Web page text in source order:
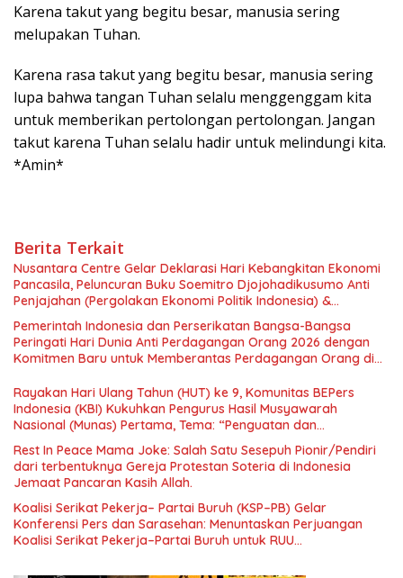
Karena takut yang begitu besar, manusia sering
melupakan Tuhan.
Karena rasa takut yang begitu besar, manusia sering
lupa bahwa tangan Tuhan selalu menggenggam kita
untuk memberikan pertolongan pertolongan. Jangan
takut karena Tuhan selalu hadir untuk melindungi kita.
*Amin*
Berita Terkait
Nusantara Centre Gelar Deklarasi Hari Kebangkitan Ekonomi
Pancasila, Peluncuran Buku Soemitro Djojohadikusumo Anti
Penjajahan (Pergolakan Ekonomi Politik Indonesia) &
Simposium Nasional “Urgensi Undang-Undang Perekonomian
Nasional dan Kesejahteraan Sosial dalam Menata Bangsa
Menuju Indonesia Emas 2045”,
Pemerintah Indonesia dan Perserikatan Bangsa-Bangsa
Peringati Hari Dunia Anti Perdagangan Orang 2026 dengan
Komitmen Baru untuk Memberantas Perdagangan Orang di
Rayakan Hari Ulang Tahun (HUT) ke 9, Komunitas BEPers
Indonesia (KBI) Kukuhkan Pengurus Hasil Musyawarah
Nasional (Munas) Pertama, Tema: “Penguatan dan
Pengembangan Organisasi KBI yang Berbasis Riset di seluruh
Indonesia dan Mancanegara”.
Rest In Peace Mama Joke: Salah Satu Sesepuh Pionir/Pendiri
dari terbentuknya Gereja Protestan Soteria di Indonesia
Jemaat Pancaran Kasih Allah.
Koalisi Serikat Pekerja– Partai Buruh (KSP–PB) Gelar
Konferensi Pers dan Sarasehan: Menuntaskan Perjuangan
Koalisi Serikat Pekerja–Partai Buruh untuk RUU